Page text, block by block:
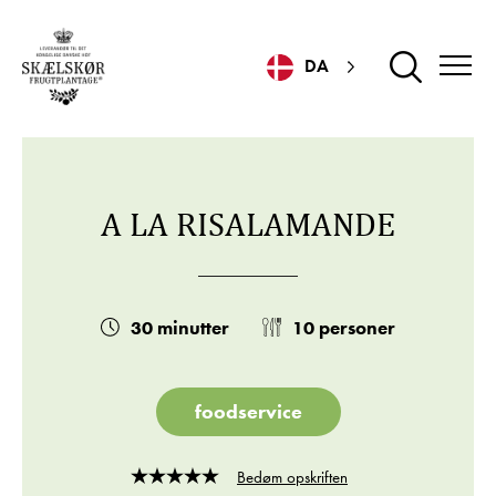
DA
A LA RISALAMANDE
30 minutter 10 personer
foodservice
Rated
Bedøm opskriften